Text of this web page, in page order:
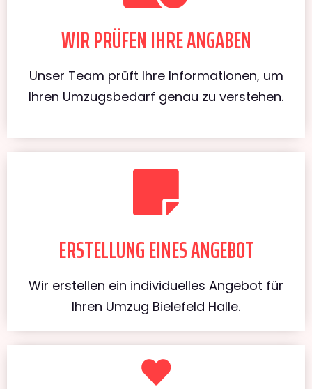
WIR PRÜFEN IHRE ANGABEN
Unser Team prüft Ihre Informationen, um
Ihren Umzugsbedarf genau zu verstehen.
ERSTELLUNG EINES ANGEBOT
Wir erstellen ein individuelles Angebot für
Ihren Umzug Bielefeld Halle.